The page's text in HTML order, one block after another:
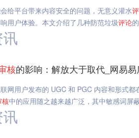
给平台带来内容安全的问题，无意义灌水
用户体验。本文介绍了几种防范垃圾评论
核的影响：解放大于取代_网易易
网用户发布的 UGC 和 PGC 内容和形式
核中的应用随之越来越广泛，其中敏感词屏